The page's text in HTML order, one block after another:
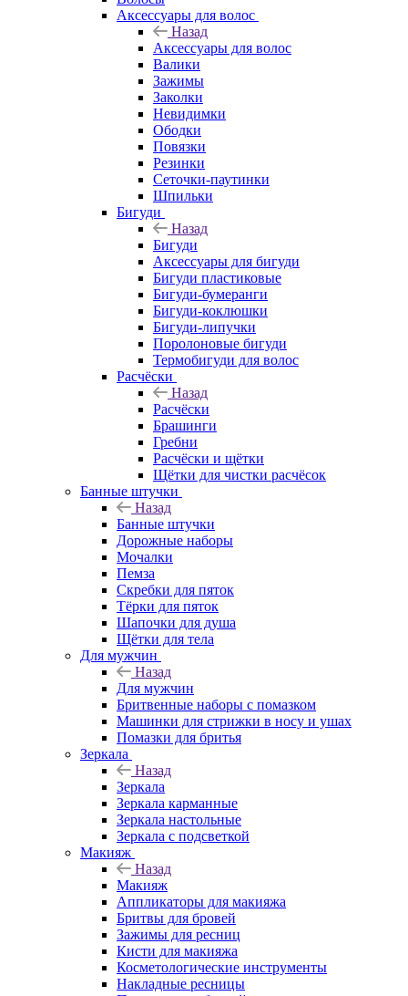
Аксессуары для волос
Назад
Аксессуары для волос
Валики
Зажимы
Заколки
Невидимки
Ободки
Повязки
Резинки
Сеточки-паутинки
Шпильки
Бигуди
Назад
Бигуди
Аксессуары для бигуди
Бигуди пластиковые
Бигуди-бумеранги
Бигуди-коклюшки
Бигуди-липучки
Поролоновые бигуди
Термобигуди для волос
Расчёски
Назад
Расчёски
Брашинги
Гребни
Расчёски и щётки
Щётки для чистки расчёсок
Банные штучки
Назад
Банные штучки
Дорожные наборы
Мочалки
Пемза
Скребки для пяток
Тёрки для пяток
Шапочки для душа
Щётки для тела
Для мужчин
Назад
Для мужчин
Бритвенные наборы с помазком
Машинки для стрижки в носу и ушах
Помазки для бритья
Зеркала
Назад
Зеркала
Зеркала карманные
Зеркала настольные
Зеркала с подсветкой
Макияж
Назад
Макияж
Аппликаторы для макияжа
Бритвы для бровей
Зажимы для ресниц
Кисти для макияжа
Косметологические инструменты
Накладные ресницы